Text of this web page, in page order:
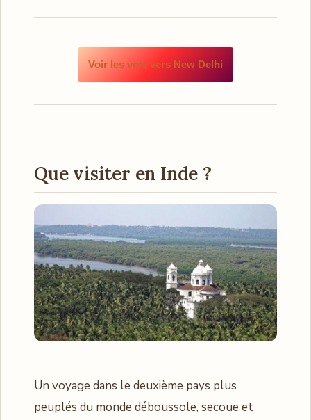
Voir les vols vers New Delhi
Que visiter en Inde ?
Un voyage dans le deuxième pays plus
peuplés du monde déboussole, secoue et